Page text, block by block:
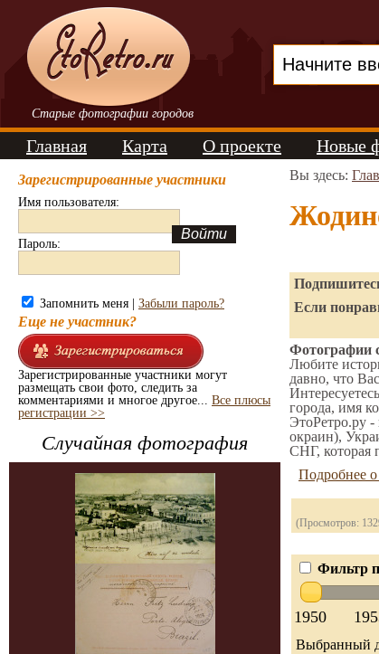
Старые фотографии городов
Главная Карта О проекте Новые
Зарегистрированные участники
Имя пользователя:
Пароль:
Запомнить меня | Забыли пароль?
Еще не участник?
Зарегистрированные участники могут
размещать свои фото, следить за
комментариями и многое другое... Все плюсы
регистрации >>
Случайная фотография
Вы здесь:
Если
Фотографии
Любите
давно, что
Интересуетесь
города, имя
ЭтоРетро.ру -
окраин),
СНГ, которая
Подробнее
(Просмотров:
Фильтр
1950
Выбранный